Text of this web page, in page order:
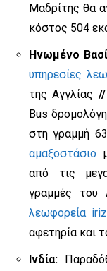
Μαδρίτης θα
κόστος 504
Ηνωμένο
υπηρεσίες
της Αγγλίας //
Bus
στη γραμμή 63
αμαξοστάσιο
από τις
γραμμές του
λεωφορεία
αφετηρία και
Ινδία: